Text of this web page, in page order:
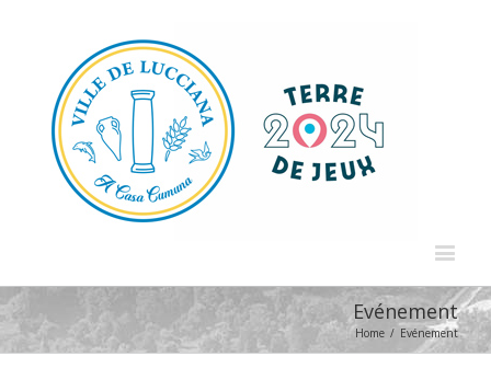
Evénement
Home / Evénement